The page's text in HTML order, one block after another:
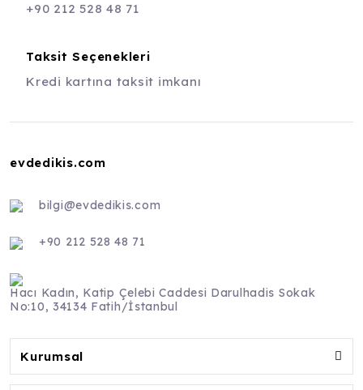
+90 212 528 48 71
Taksit Seçenekleri
Kredi kartına taksit imkanı
evdedikis.com
bilgi@evdedikis.com
+90 212 528 48 71
Hacı Kadın, Katip Çelebi Caddesi Darulhadis Sokak
No:10, 34134 Fatih/İstanbul
Kurumsal